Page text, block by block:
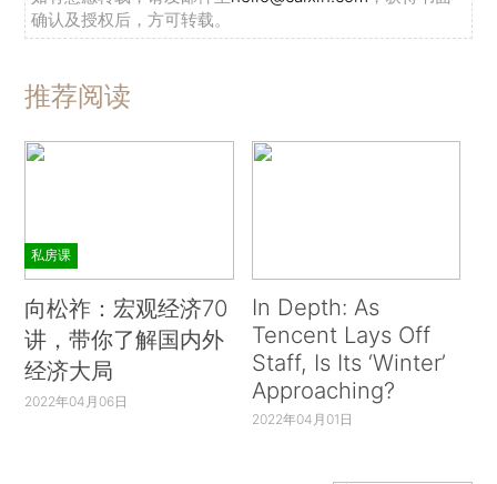
确认及授权后，方可转载。
推荐阅读
私房课
向松祚：宏观经济70
讲，带你了解国内外
经济大局
2022年04月06日
In Depth: As
Tencent Lays Off
Staff, Is Its ‘Winter’
Approaching?
2022年04月01日